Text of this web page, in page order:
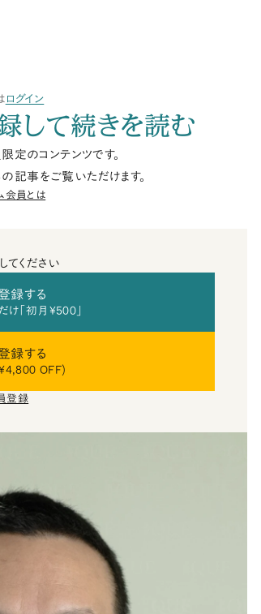
ログイン
して続きを読む
定のコンテンツです。
の記事をご覧いただけます。
会員とは
てください
録する
「初月¥500」
録する
OFF)
登録